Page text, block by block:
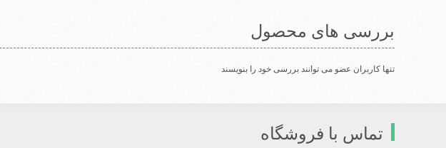
بررسی های محصول
تنها کاربران عضو می توانند بررسی خود را بنویسند
تماس با فروشگاه